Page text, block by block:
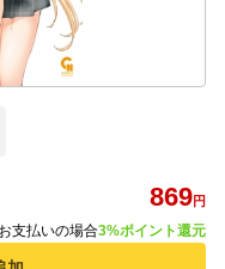
869円
支払いの場合3%ポイント還元